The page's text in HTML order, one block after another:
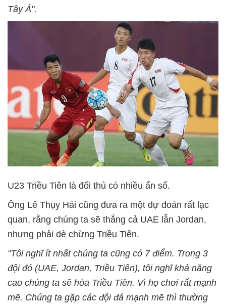
Tây Á".
U23 Triều Tiên là đối thủ có nhiều ẩn số.
Ông Lê Thụy Hải cũng đưa ra một dự đoán rất lạc
quan, rằng chúng ta sẽ thắng cả UAE lẫn Jordan,
nhưng phải dè chừng Triều Tiên.
"Tôi nghĩ ít nhất chúng ta cũng có 7 điểm. Trong 3
đội đó (UAE, Jordan, Triều Tiên), tôi nghĩ khả năng
cao chúng ta sẽ hòa Triều Tiên. Vì họ chơi rất mạnh
mẽ. Chúng ta gặp các đội đá mạnh mẽ thì thường